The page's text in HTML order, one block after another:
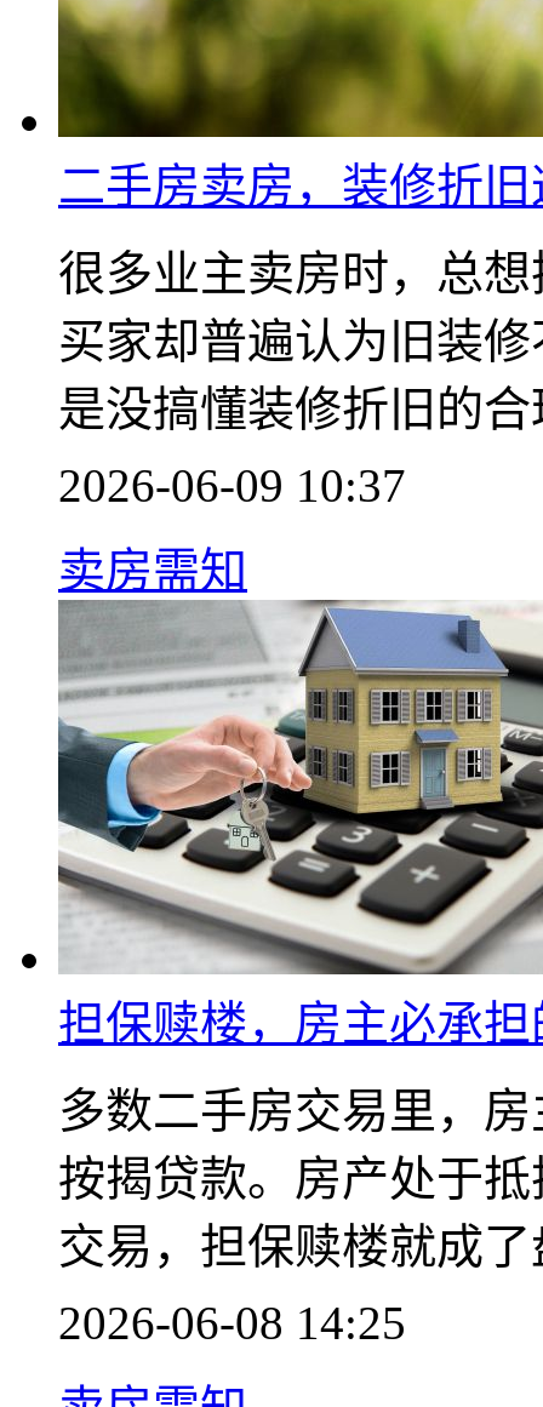
二手房卖房，装修折
很多业主卖房时，总
买家却普遍认为旧装
是没搞懂装修折旧的
2026-06-09 10:37
卖房需知
担保赎楼，房主必承
多数二手房交易里，
按揭贷款。房产处于
交易，担保赎楼就成
2026-06-08 14:25